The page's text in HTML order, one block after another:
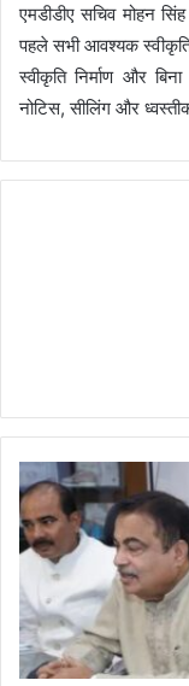
एमडीडीए सचिव मोहन
पहले सभी आवश्यक
स्वीकृति निर्माण और
नोटिस, सीलिंग और